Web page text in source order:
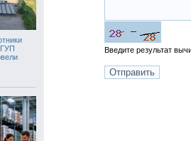
Введите результат